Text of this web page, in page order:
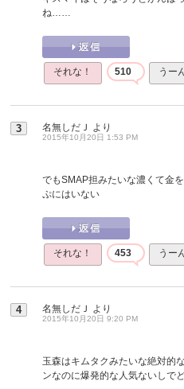
ね……
それな！ 510 うー
3 名無しだＪ より
2015年10月20日 1:53 PM
でもSMAP担みたいな濃くて金
ぷにはいない
それな！ 453 うー
4 名無しだＪ より
2015年10月20日 9:20 PM
玉森はキムタクみたいな絶対的
ンなのに爆発的な人気ないしで